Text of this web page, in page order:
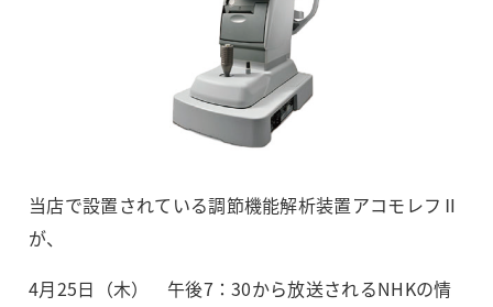
当店で設置されている調節機能解析装置アコモレフⅡ
が、
4月25日（木） 午後7：30から放送されるNHKの情